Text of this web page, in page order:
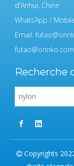
d'Anhui, Chine
WhatsApp /
Email:
Recherche
 Copyrights